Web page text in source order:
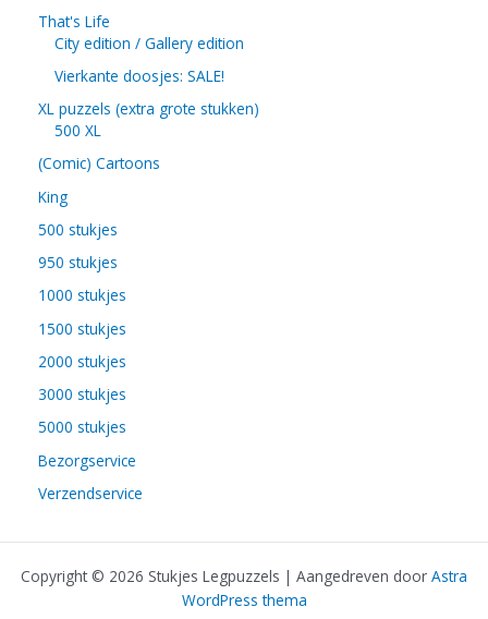
That's Life
City edition / Gallery edition
Vierkante doosjes: SALE!
XL puzzels (extra grote stukken)
500 XL
(Comic) Cartoons
King
500 stukjes
950 stukjes
1000 stukjes
1500 stukjes
2000 stukjes
3000 stukjes
5000 stukjes
Bezorgservice
Verzendservice
Copyright © 2026 Stukjes Legpuzzels | Aangedreven door Astra
WordPress thema